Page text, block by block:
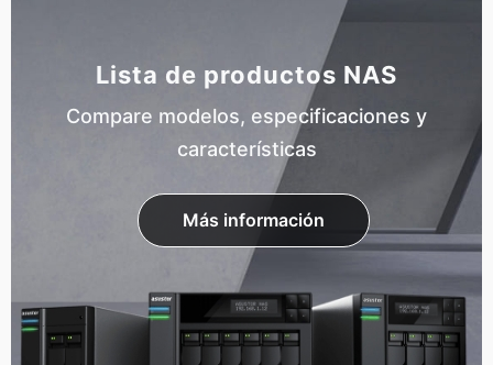
Lista de productos NAS
Compare modelos, especificaciones y
características
Más información